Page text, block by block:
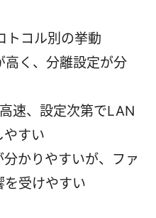
トコル別の挙動
高く、分離設定が分
速、設定次第でLAN
やすい
かりやすいが、ファ
を受けやすい